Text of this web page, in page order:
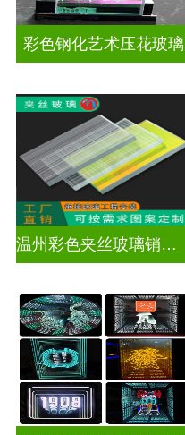
彩色钢化艺术压花玻璃
温州彩色夹丝玻璃销售处